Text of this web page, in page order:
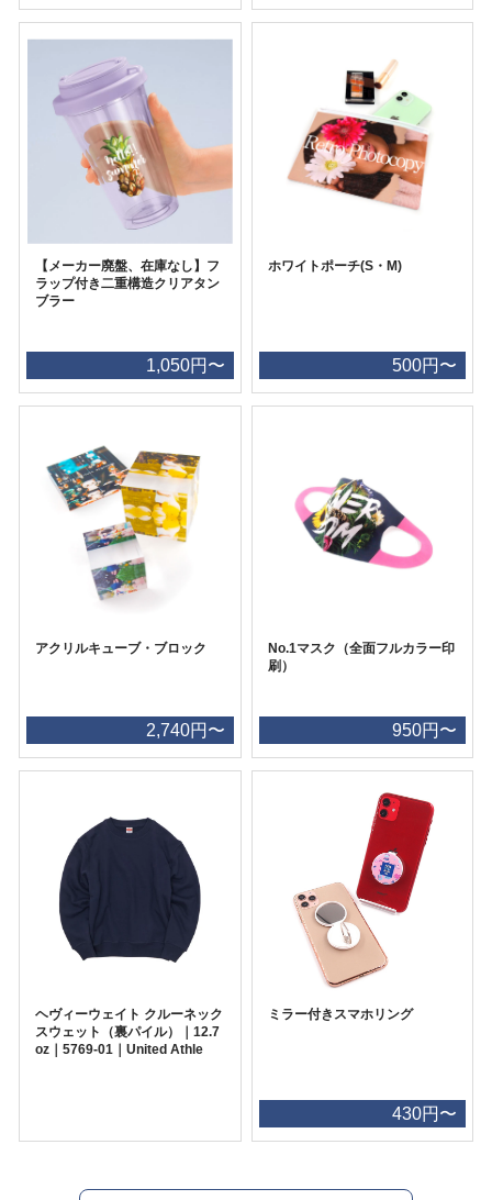
【メーカー廃盤、在庫なし】フ
ラップ付き二重構造クリアタン
ブラー
1,050円〜
ホワイトポーチ(S・M)
500円〜
アクリルキューブ・ブロック
2,740円〜
No.1マスク（全面フルカラー印
刷）
950円〜
ヘヴィーウェイト クルーネック
スウェット（裏パイル）｜12.7
oz｜5769-01｜United Athle
ミラー付きスマホリング
430円〜